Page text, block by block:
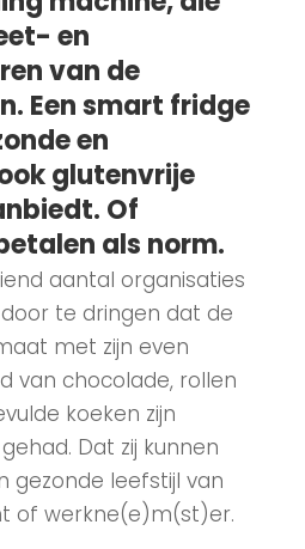
en
van de
Een smart fridge
en
glutenvrije
Of
als norm.
aantal organisaties
te dringen dat de
met zijn even
van chocolade, rollen
koeken zijn
Dat zij kunnen
gezonde leefstijl van
of werkne(e)m(st)er.